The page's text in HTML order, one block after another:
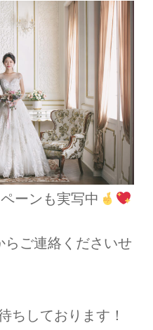
ーンも実写中
らご連絡くださいせ
ちしております！